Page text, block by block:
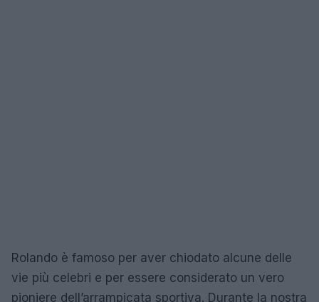
Rolando è famoso per aver chiodato alcune delle
vie più celebri e per essere considerato un vero
pioniere dell’arrampicata sportiva. Durante la nostra